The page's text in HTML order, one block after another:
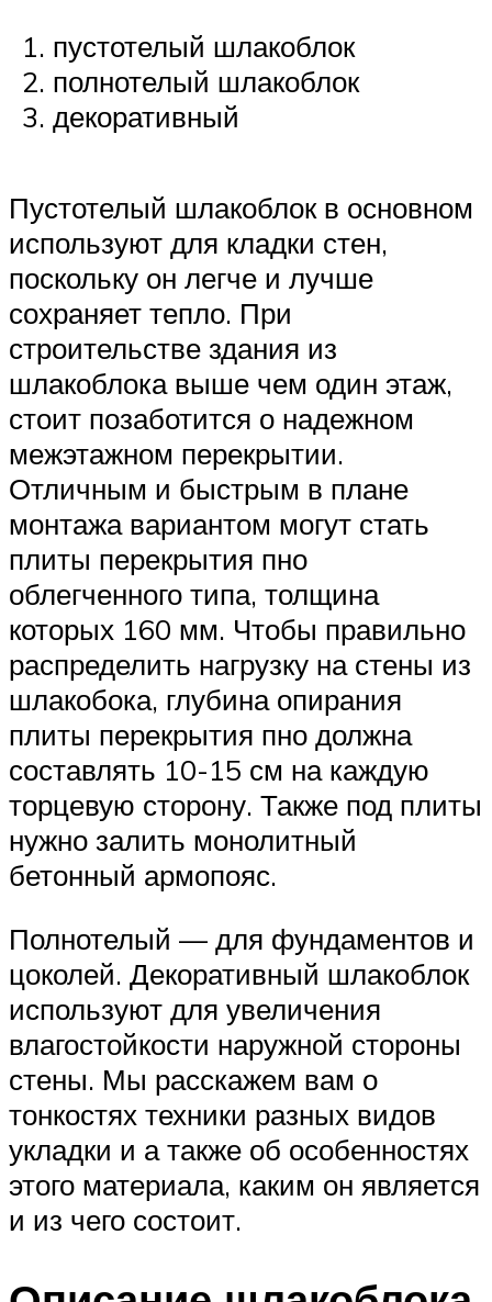
пустотелый шлакоблок
полнотелый шлакоблок
декоративный
Пустотелый шлакоблок в основном
используют для кладки стен,
поскольку он легче и лучше
сохраняет тепло. При
строительстве здания из
шлакоблока выше чем один этаж,
стоит позаботится о надежном
межэтажном перекрытии.
Отличным и быстрым в плане
монтажа вариантом могут стать
плиты перекрытия пно
облегченного типа, толщина
которых 160 мм. Чтобы правильно
распределить нагрузку на стены из
шлакобока, глубина опирания
плиты перекрытия пно должна
составлять 10-15 см на каждую
торцевую сторону. Также под плиты
нужно залить монолитный
бетонный армопояс.
Полнотелый — для фундаментов и
цоколей. Декоративный шлакоблок
используют для увеличения
влагостойкости наружной стороны
стены. Мы расскажем вам о
тонкостях техники разных видов
укладки и а также об особенностях
этого материала, каким он является
и из чего состоит.